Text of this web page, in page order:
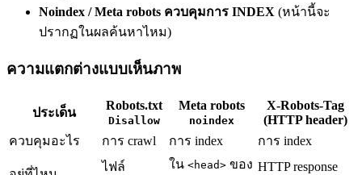
Noindex / Meta robots ควบคุมการ INDEX (หน้านี้จะ
ปรากฏในผลค้นหาไหม)
ความแตกต่างแบบเห็นภาพ
ประเด็น
Robots.txt
Disallow
Meta robots
noindex
X-Robots-Tag
(HTTP header)
ควบคุมอะไร
การ crawl การ index การ index
ไฟล์
ใน <head> ของ HTTP response